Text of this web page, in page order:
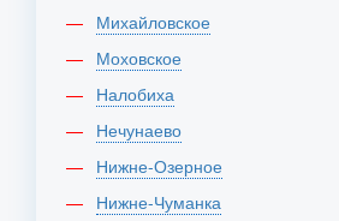
Михайловское
Моховское
Налобиха
Нечунаево
Нижне-Озерное
Нижне-Чуманка